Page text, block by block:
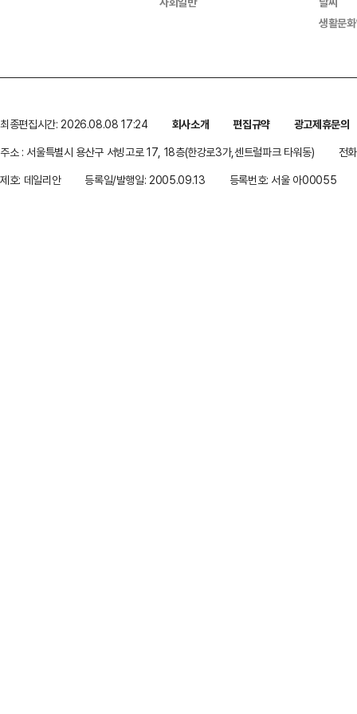
생활문
최종편집시간: 2026.08.08 17:24 회사소개 편집규약
광고제휴문의
주소 : 서울특별시 용산구 서빙고로 17, 18층(한강로3가,센트럴파크 타워동)
전
제호: 데일리안
등록일/발행일: 2005.09.13 등록번호: 서울 아00055